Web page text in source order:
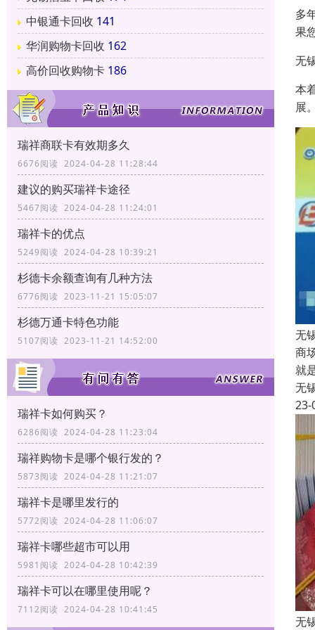
中银通卡回收 141
华润购物卡回收 162
高价回收购物卡 186
瑞祥商联卡有效期多久
6676阅读 2024-04-28 11:28:44
建议的购买瑞祥卡途径
5467阅读 2024-04-28 11:24:01
瑞祥卡的优点
5249阅读 2024-04-28 10:39:21
杉德卡余额查询有几种方法
6776阅读 2023-11-21 15:05:07
杉德万通卡特色功能
5107阅读 2023-11-21 14:52:00
瑞祥卡如何购买？
6286阅读 2024-04-28 11:23:04
瑞祥购物卡是哪个银行发的？
5873阅读 2024-04-28 11:21:07
瑞祥卡是哪里发行的
5772阅读 2024-04-28 11:06:07
瑞祥卡哪些超市可以用
5981阅读 2024-04-28 10:42:39
瑞祥卡可以在哪里使用呢？
7112阅读 2024-04-28 10:41:45
多
果
无
本
展
无
商
就
无
23-
无